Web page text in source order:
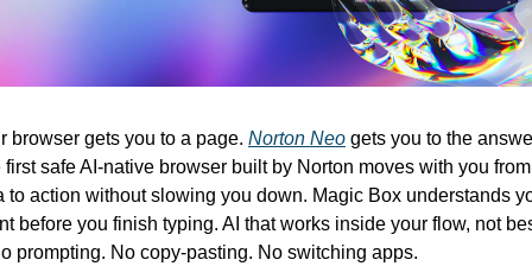
browser gets you to a page. Norton Neo gets you to the
first safe AI-native browser built by Norton moves with you from
to action without slowing you down. Magic Box understands
before you finish typing. AI that works inside your flow, not
prompting. No copy-pasting. No switching apps.